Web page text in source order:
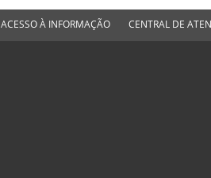
ACESSO À INFORMAÇÃO CENTRAL DE